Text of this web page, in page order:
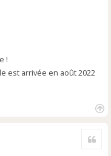
!
est arrivée en août 2022